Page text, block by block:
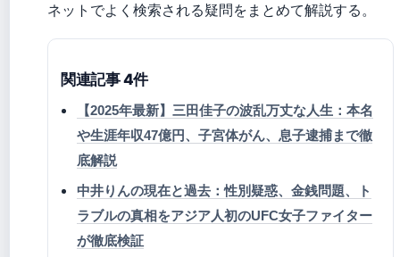
ネットでよく検索される疑問をまとめて解説する。
関連記事 4件
【2025年最新】三田佳子の波乱万丈な人生：本名
や生涯年収47億円、子宮体がん、息子逮捕まで徹
底解説
中井りんの現在と過去：性別疑惑、金銭問題、ト
ラブルの真相をアジア人初のUFC女子ファイター
が徹底検証